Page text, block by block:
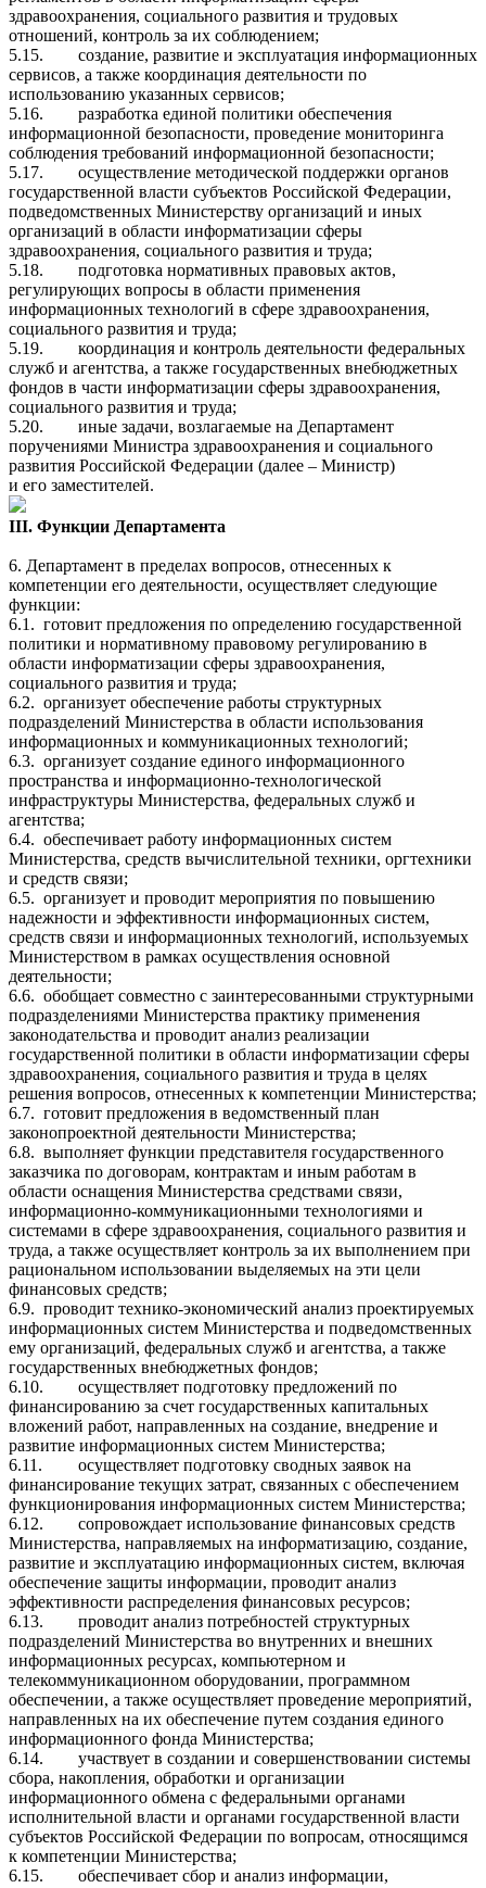
здравоохранения, социального развития и трудовых
отношений, контроль за их соблюдением;
5.15.
создание, развитие и эксплуатация информационных
сервисов, а также координация деятельности по
использованию указанных сервисов;
5.16.
разработка единой политики обеспечения
информационной безопасности, проведение мониторинга
соблюдения требований информационной безопасности;
5.17.
осуществление методической поддержки органов
государственной власти субъектов Российской Федерации,
подведомственных Министерству организаций и иных
организаций в области информатизации сферы
здравоохранения, социального развития и труда;
5.18.
подготовка нормативных правовых актов,
регулирующих вопросы в области применения
информационных технологий в сфере здравоохранения,
социального развития и труда;
5.19.
координация и контроль деятельности федеральных
служб и агентства, а также государственных внебюджетных
фондов в части информатизации сферы здравоохранения,
социального развития и труда;
5.20.
иные задачи, возлагаемые на Департамент
поручениями Министра здравоохранения и социального
развития Российской Федерации (далее – Министр)
и его заместителей.
III. Функции Департамента
6. Департамент в пределах вопросов, отнесенных к
компетенции его деятельности, осуществляет следующие
функции:
6.1. готовит предложения по определению государственной
политики и нормативному правовому регулированию в
области информатизации сферы здравоохранения,
социального развития и труда;
6.2. организует обеспечение работы структурных
подразделений Министерства в области использования
информационных и коммуникационных технологий;
6.3. организует создание единого информационного
пространства и информационно-технологической
инфраструктуры Министерства, федеральных служб и
агентства;
6.4. обеспечивает работу информационных систем
Министерства, средств вычислительной техники, оргтехники
и средств связи;
6.5. организует и проводит мероприятия по повышению
надежности и эффективности информационных систем,
средств связи и информационных технологий, используемых
Министерством в рамках осуществления основной
деятельности;
6.6. обобщает совместно с заинтересованными структурными
подразделениями Министерства практику применения
законодательства и проводит анализ реализации
государственной политики в области информатизации сферы
здравоохранения, социального развития и труда в целях
решения вопросов, отнесенных к компетенции Министерства;
6.7. готовит предложения в ведомственный план
законопроектной деятельности Министерства;
6.8. выполняет функции представителя государственного
заказчика по договорам, контрактам и иным работам в
области оснащения Министерства средствами связи,
информационно-коммуникационными технологиями и
системами в сфере здравоохранения, социального развития и
труда, а также осуществляет контроль за их выполнением при
рациональном использовании выделяемых на эти цели
финансовых средств;
6.9. проводит технико-экономический анализ проектируемых
информационных систем Министерства и подведомственных
ему организаций, федеральных служб и агентства, а также
государственных внебюджетных фондов;
6.10.
осуществляет подготовку предложений по
финансированию за счет государственных капитальных
вложений работ, направленных на создание, внедрение и
развитие информационных систем Министерства;
6.11.
осуществляет подготовку сводных заявок на
финансирование текущих затрат, связанных с обеспечением
функционирования информационных систем Министерства;
6.12.
сопровождает использование финансовых средств
Министерства, направляемых на информатизацию, создание,
развитие и эксплуатацию информационных систем, включая
обеспечение защиты информации, проводит анализ
эффективности распределения финансовых ресурсов;
6.13.
проводит анализ потребностей структурных
подразделений Министерства во внутренних и внешних
информационных ресурсах, компьютерном и
телекоммуникационном оборудовании, программном
обеспечении, а также осуществляет проведение мероприятий,
направленных на их обеспечение путем создания единого
информационного фонда Министерства;
6.14.
участвует в создании и совершенствовании системы
сбора, накопления, обработки и организации
информационного обмена с федеральными органами
исполнительной власти и органами государственной власти
субъектов Российской Федерации по вопросам, относящимся
к компетенции Министерства;
6.15.
обеспечивает сбор и анализ информации,